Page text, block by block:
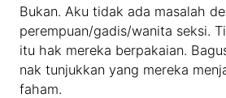
Bukan. Aku tidak ada masalah
perempuan/gadis/wanita seksi.
itu hak mereka berpakaian.
nak tunjukkan yang mereka
faham.